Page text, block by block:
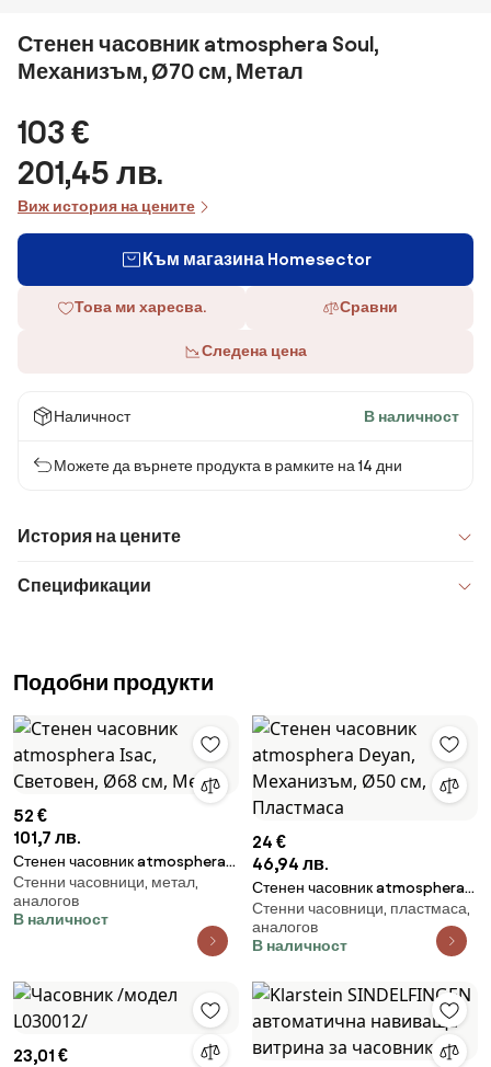
Стенен часовник atmosphera Soul,
Механизъм, Ø70 см, Метал
103 €
201,45 лв.
Виж история на цените
Към магазина Homesector
Това ми харесва. Сравни
Следена цена
Наличност В наличност
Можете да върнете продукта в рамките на 14 дни
История на цените
Спецификации
Подобни продукти
52 €
101,7 лв.
Стенен часовник atmosphera
Isac, Световен, Ø68 см, Метал
Стенни часовници, метал,
аналогов
В наличност
24 €
46,94 лв.
Стенен часовник atmosphera
Deyan, Механизъм, Ø50 см,
Пластмаса
Стенни часовници, пластмаса,
аналогов
В наличност
23,01 €